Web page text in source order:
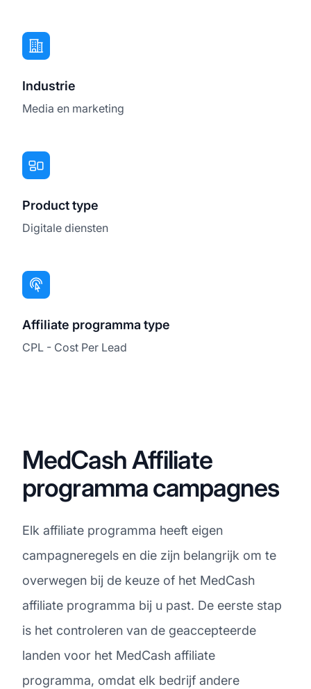
Industrie
Media en marketing
Product type
Digitale diensten
Affiliate programma type
CPL - Cost Per Lead
MedCash Affiliate
programma campagnes
Elk affiliate programma heeft eigen
campagneregels en die zijn belangrijk om te
overwegen bij de keuze of het MedCash
affiliate programma bij u past. De eerste stap
is het controleren van de geaccepteerde
landen voor het MedCash affiliate
programma, omdat elk bedrijf andere